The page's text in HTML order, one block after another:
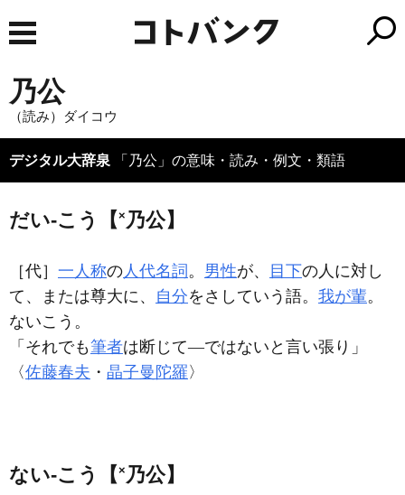
乃公
（読み）ダイコウ
デジタル大辞泉 「乃公」の意味・読み・例文・類語
だい‐こう【 × 乃公】
［代］ 一人称の人代名詞 。 男性が、 目下の人に対し
て、または尊大に、 自分をさしていう語。 我が輩。
ないこう。
「それでも筆者は断じて―ではないと言い張り」
〈佐藤春夫 ・ 晶子曼陀羅 〉
ない‐こう【 × 乃公】